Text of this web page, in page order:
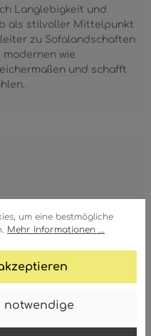
um eine bestmögliche
Mehr Informationen ...
notwendige
Langlebigkeit und
als stilvoller Mittelpunkt
zu Sofalandschaften
wie
und schafft